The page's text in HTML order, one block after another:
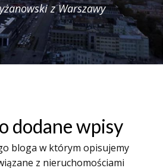
z Warszawy
dodane wpisy
bloga w którym opisujemy
z nieruchomościami